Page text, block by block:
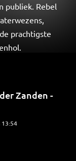
publiek. Rebel
prachtigste
Zanden -
13:54